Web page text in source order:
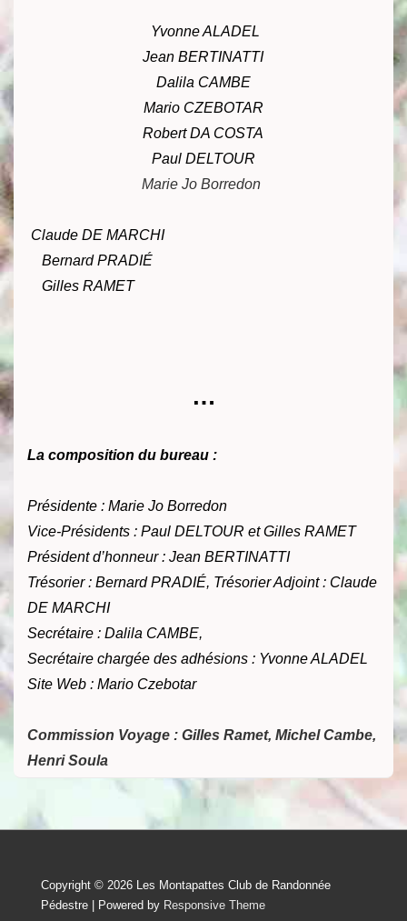
Yvonne ALADEL
Jean BERTINATTI
Dalila CAMBE
Mario CZEBOTAR
Robert DA COSTA
Paul DELTOUR
Marie Jo Borredon
Claude DE MARCHI
Bernard PRADIÉ
Gilles RAMET
…
La composition du bureau :
Présidente : Marie Jo Borredon
Vice-Présidents : Paul DELTOUR etGilles RAMET
Président d’honneur : Jean BERTINATTI
Trésorier : BernardPRADIÉ, Trésorier Adjoint : Claude
DE MARCHI
Secrétaire : Dalila CAMBE,
Secrétaire chargée des adhésions : Yvonne ALADEL
Site Web : Mario Czebotar
Commission Voyage : Gilles Ramet, Michel Cambe,
Henri Soula
Copyright © 2026 Les Montapattes Club de Randonnée
Pédestre
| Powered by Responsive Theme